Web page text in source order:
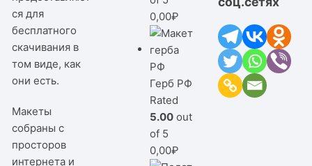
ся для
бесплатного
скачивания в
том виде, как
они есть.
Макеты
собраны с
просторов
интернета и
0,00₽
Герб РФ
Rated
5.00 out
of 5
0,00₽